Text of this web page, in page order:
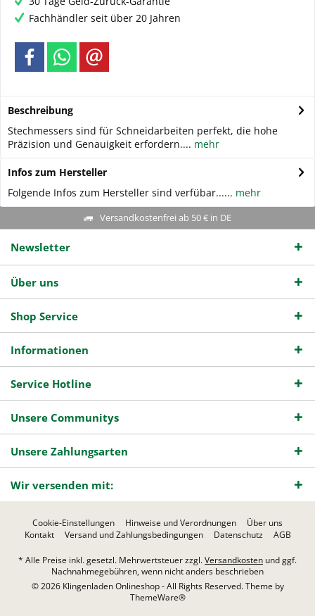
Fachhändler seit über 20 Jahren
Beschreibung
Stechmessers sind für Schneidarbeiten perfekt, die hohe
Präzision und Genauigkeit erfordern.... mehr
Infos zum Hersteller
Folgende Infos zum Hersteller sind verfübar...... mehr
Versandkostenfrei ab 50 € in DE
Newsletter
Über uns
Shop Service
Informationen
Service Hotline
Unsere Communitys
Unsere Zahlungsarten
Wir versenden mit:
Cookie-Einstellungen Hinweise und Verordnungen
Über uns
Kontakt
Versand und Zahlungsbedingungen Datenschutz AGB
* Alle Preise inkl. gesetzl. Mehrwertsteuer zzgl.Versandkosten und ggf.
Nachnahmegebühren, wenn nicht anders beschrieben
© 2026 Klingenladen Onlineshop - All Rights Reserved. Theme by
ThemeWare®